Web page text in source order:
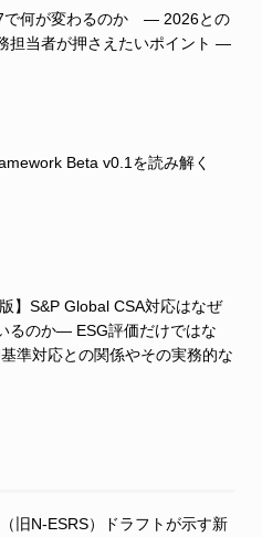
で何が変わるのか ― 2026との
担当者が押さえたいポイント ―
Beta v0.1を読み解く
版】S&P Global CSA対応はなぜ
るのか― ESG評価だけではな
準対応との関係やその実務的な
旧N-ESRS）ドラフトが示す新